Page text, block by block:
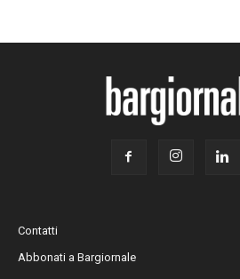
Contatti
Abbonati a Bargiornale